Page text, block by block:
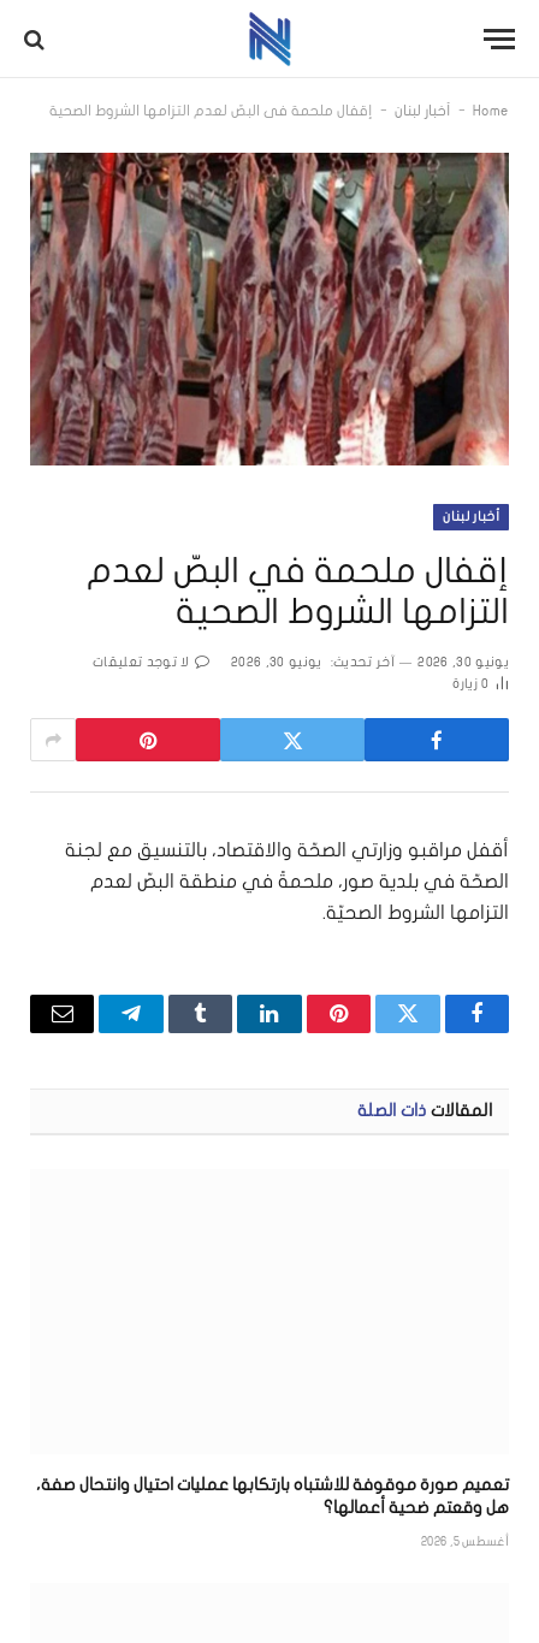
Home
- أخبار لبنان - إقفال ملحمة في البصّ لعدم التزامها الشروط الصحية
أخبار لبنان
إقفال ملحمة في البصّ لعدم
التزامها الشروط الصحية
يونيو 30, 2026 آخر تحديث: يونيو 30, 2026
لا توجد تعليقات
0 زيارة
أقفل مراقبو وزارتي الصحّة والاقتصاد، بالتنسيق مع لجنة
الصحّة في بلدية صور، ملحمةً في منطقة البصّ لعدم
التزامها الشروط الصحيّة.
فيسبوكتويتر بينتيريستلينكدإنTumblrتيلقرامالبريد
المقالات ذات الصلة
تعميم صورة موقوفة للاشتباه بارتكابها عمليات احتيال وانتحال صفة،
هل وقعتم ضحية أعمالها؟
أغسطس 5, 2026